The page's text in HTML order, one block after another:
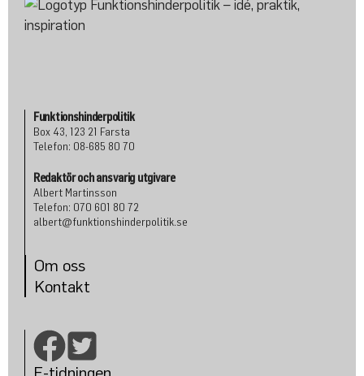
Funktionshinderpolitik
Box 43, 123 21 Farsta
Telefon: 08-685 80 70
Redaktör och ansvarig utgivare
Albert Martinsson
Telefon: 070 601 80 72
albert@funktionshinderpolitik.se
Om oss
Kontakt